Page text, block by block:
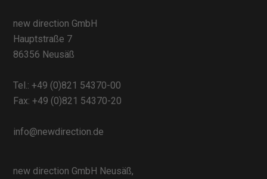
new direction GmbH
Hauptstraße 7
86356 Neusäß
Tel.:+49 (0)821 54370-00
Fax: +49 (0)821 54370-20
info@newdirection.de
new direction GmbH Neusäß,